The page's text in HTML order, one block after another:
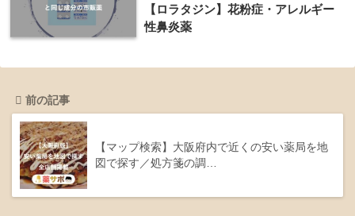
【ロラタジン】花粉症・アレルギー
性鼻炎薬
前の記事
【マップ検索】大阪府内で近くの安い薬局を地
図で探す／処方箋の調…